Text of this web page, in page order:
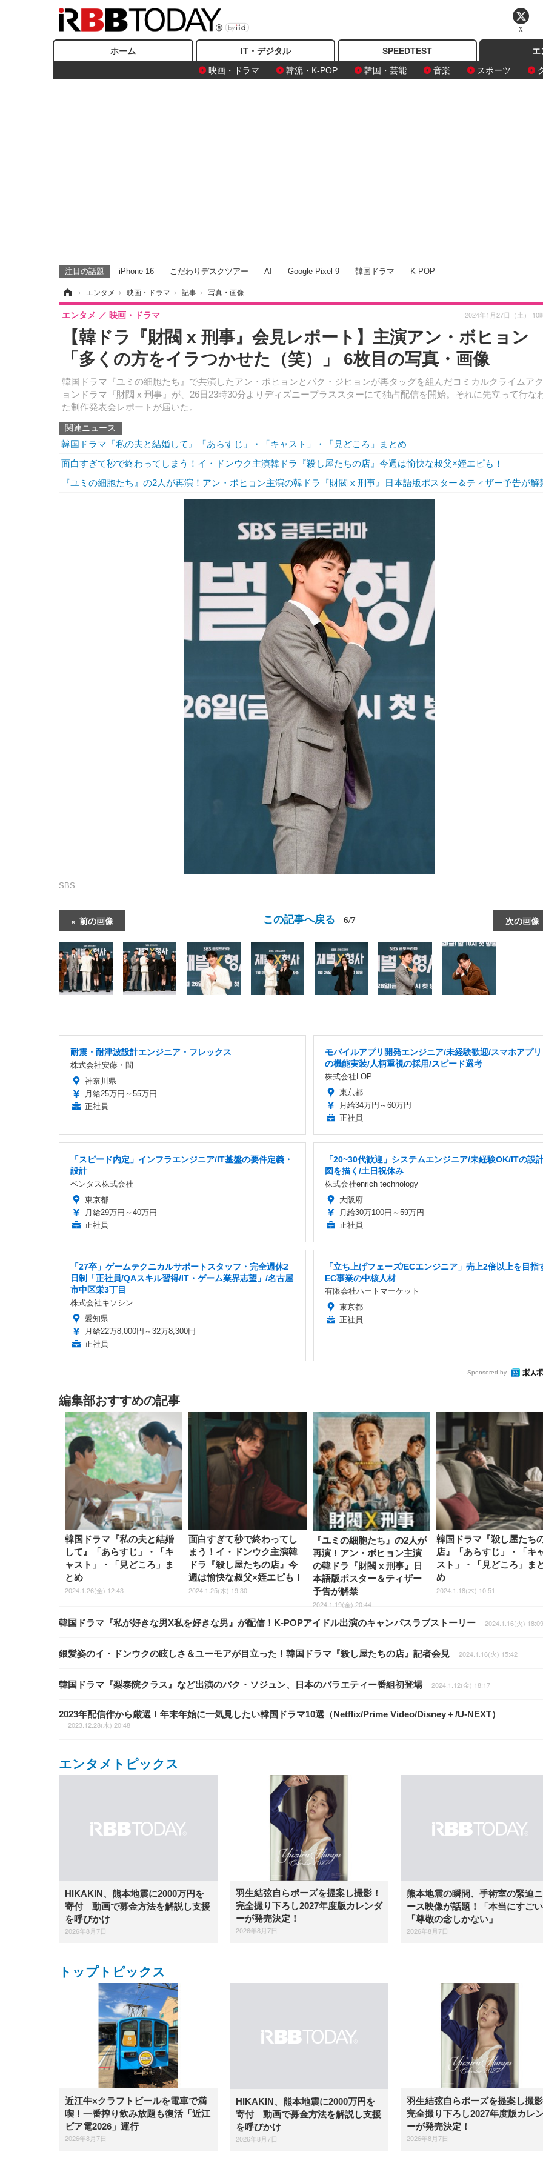
ホーム IT・デジタル SPEEDTEST
エ
映画・ドラマ
韓流・K-POP 韓国・芸能 音楽 スポーツ
注目の話題 iPhone 16 こだわりデスクツアー AI Google Pixel 9 韓国ドラマ K-POP
› エンタメ › 映画・ドラマ › 記事 › 写真・画像
【韓ドラ『財閥 x 刑事』会見レポート】主演アン・ボヒョン
「多くの方をイラつかせた（笑）」 6枚目の写真・画像
韓国ドラマ『ユミの細胞たち』で共演したアン・ボヒョンとパク・ジヒョンが再タッグを組んだコミカルクライムア
ョンドラマ『財閥 x 刑事』が、26日23時30分よりディズニープラススターにて独占配信を開始。それに先立って行な
た制作発表会レポートが届いた。
エンタメ 映画・ドラマ 2024年1月27日（土） 10
関連ニュース
韓国ドラマ『私の夫と結婚して』「あらすじ」・「キャスト」・「見どころ」まとめ
面白すぎて秒で終わってしまう！イ・ドンウク主演韓ドラ『殺し屋たちの店』今週は愉快な叔父×姪エピも！
『ユミの細胞たち』の2人が再演！アン・ボヒョン主演の韓ドラ『財閥 x 刑事』日本語版ポスター＆ティザー予告が解
SBS.
前の画像 次の画像
この記事へ戻る 6/7
耐震・耐津波設計エンジニア・フレックス
株式会社安藤・間
神奈川県
月給25万円～55万円
正社員
モバイルアプリ開発エンジニア/未経験歓迎/スマホアプリ
の機能実装/人柄重視の採用/スピード選考
株式会社LOP
東京都
月給34万円～60万円
正社員
「スピード内定」インフラエンジニア/IT基盤の要件定義・
設計
ベンタス株式会社
東京都
月給29万円～40万円
正社員
「20~30代歓迎」システムエンジニア/未経験OK/ITの設
図を描く/土日祝休み
株式会社enrich technology
大阪府
月給30万100円～59万円
正社員
「27卒」ゲームテクニカルサポートスタッフ・完全週休2
日制「正社員/QAスキル習得/IT・ゲーム業界志望」/名古屋
市中区栄3丁目
株式会社キソシン
愛知県
月給22万8,000円～32万8,300円
正社員
「立ち上げフェーズ/ECエンジニア」売上2倍以上を目指
EC事業の中核人材
有限会社ハートマーケット
東京都
正社員
Sponsored by
編集部おすすめの記事
韓国ドラマ『私の夫と結婚
して』「あらすじ」・「キ
ャスト」・「見どころ」ま
とめ
2024.1.26(金) 12:43
面白すぎて秒で終わってし
まう！イ・ドンウク主演韓
ドラ『殺し屋たちの店』今
週は愉快な叔父×姪エピも！
2024.1.25(木) 19:30
『ユミの細胞たち』の2人が
再演！アン・ボヒョン主演
の韓ドラ『財閥 x 刑事』日
本語版ポスター＆ティザー
予告が解禁
2024.1.19(金) 20:44
韓国ドラマ『殺し屋たち
店』「あらすじ」・「キ
スト」・「見どころ」ま
め
2024.1.18(木) 10:51
韓国ドラマ『私が好きな男X私を好きな男』が配信！K-POPアイドル出演のキャンパスラブストーリー 2024.1.16(火) 18:09
銀髪姿のイ・ドンウクの眩しさ＆ユーモアが目立った！韓国ドラマ『殺し屋たちの店』記者会見 2024.1.16(火) 15:42
韓国ドラマ『梨泰院クラス』など出演のパク・ソジュン、日本のバラエティー番組初登場 2024.1.12(金) 18:17
2023年配信作から厳選！年末年始に一気見したい韓国ドラマ10選（Netflix/Prime Video/Disney＋/U-NEXT）
2023.12.28(木) 20:48
エンタメトピックス
HIKAKIN、熊本地震に2000万円を
寄付 動画で募金方法を解説し支援
を呼びかけ
2026年8月7日
羽生結弦自らポーズを提案し撮影！
完全撮り下ろし2027年度版カレンダ
ーが発売決定！
2026年8月7日
熊本地震の瞬間、手術室の緊迫
ース映像が話題！「本当にすご
「尊敬の念しかない」
2026年8月7日
トップトピックス
近江牛×クラフトビールを電車で満
喫！一番搾り飲み放題も復活「近江
ビア電2026」運行
2026年8月7日
HIKAKIN、熊本地震に2000万円を
寄付 動画で募金方法を解説し支援
を呼びかけ
2026年8月7日
羽生結弦自らポーズを提案し撮
完全撮り下ろし2027年度版カレ
ーが発売決定！
2026年8月7日
X